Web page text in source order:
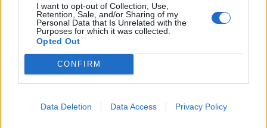
I want to opt-out of Collection, Use,
Retention, Sale, and/or Sharing of my
Personal Data that Is Unrelated with the
Purposes for which it was collected.
Opted Out
CONFIRM
Data Deletion Data Access Privacy Policy
Újabb komoly csapás érte Kijevet az éjszaka,
közben atomhatalom telepít rakétaegységet
Oroszországba
Oroszország szerdán súlyos ballisztikusrakéta-csapást
mért Kijevre és a főváros környékére, a támadásban